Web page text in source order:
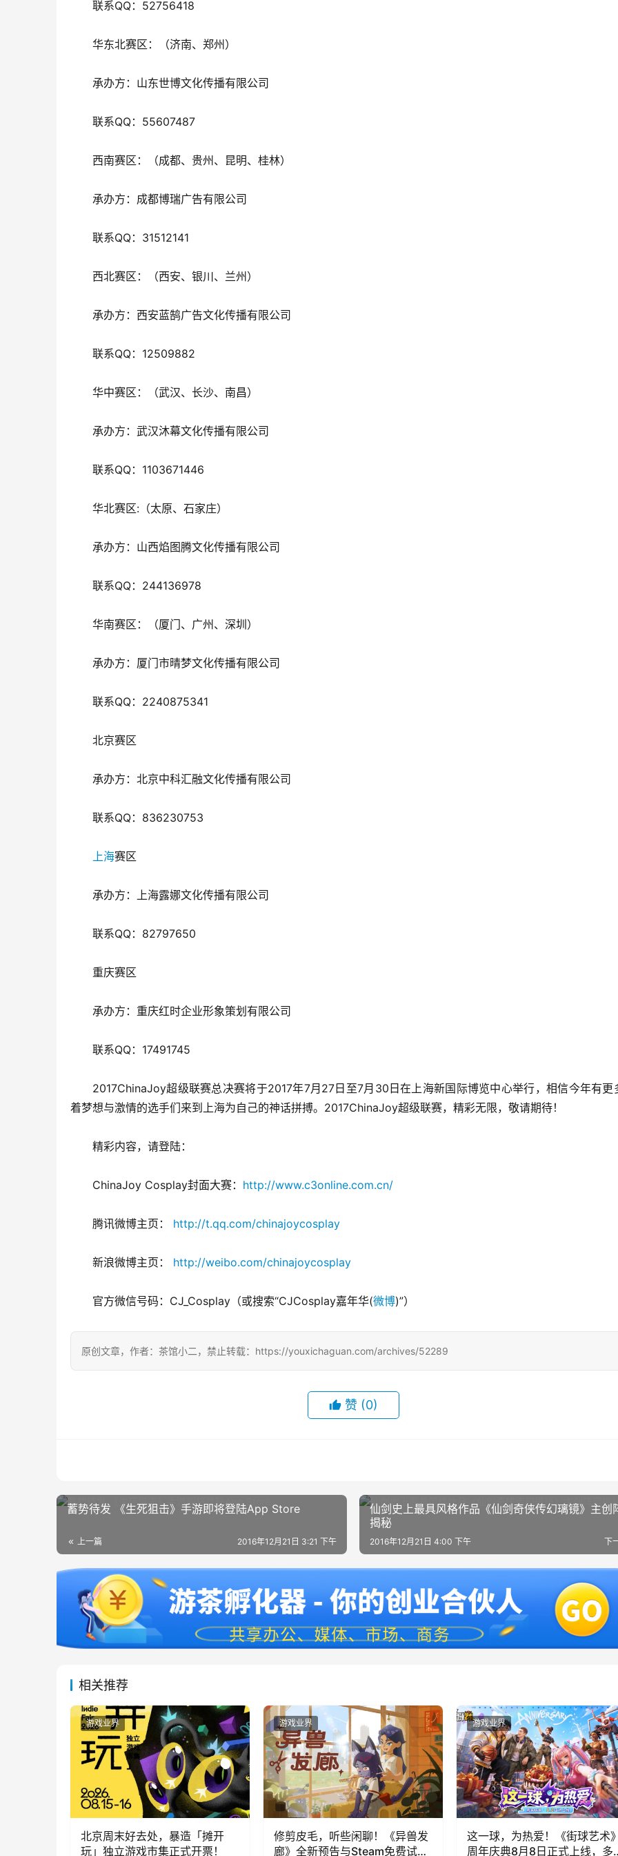
联系QQ：52756418
华东北赛区：（济南、郑州）
承办方：山东世博文化传播有限公司
联系QQ：55607487
西南赛区：（成都、贵州、昆明、桂林）
承办方：成都博瑞广告有限公司
联系QQ：31512141
西北赛区：（西安、银川、兰州）
承办方：西安蓝鹄广告文化传播有限公司
联系QQ：12509882
华中赛区：（武汉、长沙、南昌）
承办方：武汉沐幕文化传播有限公司
联系QQ：1103671446
华北赛区:（太原、石家庄）
承办方：山西焰图腾文化传播有限公司
联系QQ：244136978
华南赛区：（厦门、广州、深圳）
承办方：厦门市晴梦文化传播有限公司
联系QQ：2240875341
北京赛区
承办方：北京中科汇融文化传播有限公司
联系QQ：836230753
上海赛区
承办方：上海露娜文化传播有限公司
联系QQ：82797650
重庆赛区
承办方：重庆红时企业形象策划有限公司
联系QQ：17491745
2017ChinaJoy超级联赛总决赛将于2017年7月27日至7月30日在上海新国际博览中心举行，相信今年有更
着梦想与激情的选手们来到上海为自己的神话拼搏。2017ChinaJoy超级联赛，精彩无限，敬请期待！
精彩内容，请登陆：
ChinaJoy Cosplay封面大赛： http://www.c3online.com.cn/
腾讯微博主页： http://t.qq.com/chinajoycosplay
新浪微博主页： http://weibo.com/chinajoycosplay
官方微信号码：CJ_Cosplay（或搜索“CJCosplay嘉年华(微博)”）
原创文章，作者：茶馆小二，禁止转载：https://youxichaguan.com/archives/52289
赞 (0)
蓄势待发 《生死狙击》手游即将登陆App Store
上一篇 2016年12月21日 3:21 下午
仙剑史上最具风格作品《仙剑奇侠传幻璃镜》主创
揭秘
下
2016年12月21日 4:00 下午
相关推荐
游戏业界
北京周末好去处，暴造「摊开
玩」独立游戏市集正式开票！
游戏业界
修剪皮毛，听些闲聊！《异兽发
廊》全新预告与Steam免费试玩
游戏业界
这一球，为热爱！《街球艺术
周年庆典8月8日正式上线，多